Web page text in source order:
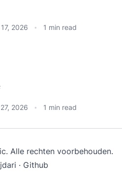
2026 • 1 min read
2026 • 1 min read
Alle rechten voorbehouden.
· Github